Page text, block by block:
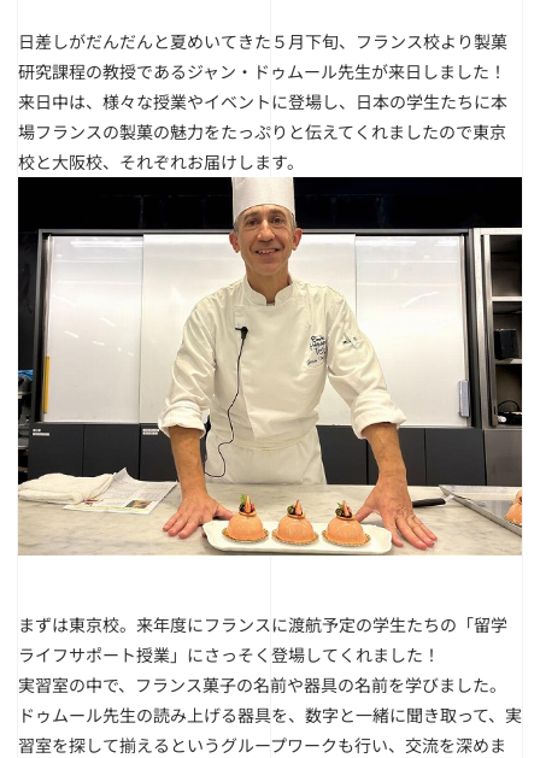
日差しがだんだんと夏めいてきた５月下旬、フランス校より製菓
研究課程の教授であるジャン・ドゥムール先生が来日しました！
来日中は、様々な授業やイベントに登場し、日本の学生たちに本
場フランスの製菓の魅力をたっぷりと伝えてくれましたので東京
校と大阪校、それぞれお届けします。
まずは東京校。来年度にフランスに渡航予定の学生たちの「留学
ライフサポート授業」にさっそく登場してくれました！
実習室の中で、フランス菓子の名前や器具の名前を学びました。
ドゥムール先生の読み上げる器具を、数字と一緒に聞き取って、実
習室を探して揃えるというグループワークも行い、交流を深めま